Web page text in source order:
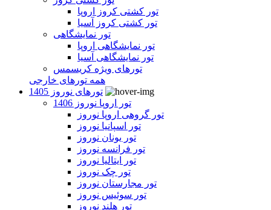
تور کشتی کروز اروپا
تور کشتی کروز آسیا
تور نمایشگاهی
تور نمایشگاهی اروپا
تور نمایشگاهی آسیا
تورهای ویژه کریسمس
همه تورهای خارجی
تورهای نوروز 1405
تور اروپا نوروز 1406
تور گروهی اروپا نوروز
تور اسپانیا نوروز
تور یونان نوروز
تور فرانسه نوروز
تور ایتالیا نوروز
تور چک نوروز
تور مجارستان نوروز
تور سوئیس نوروز
تور هلند نوروز